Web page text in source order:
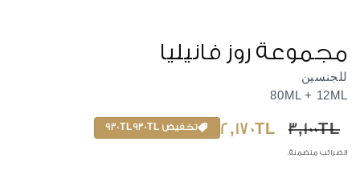
مجموعة روز فانيليا
للجنسين
80ML + 12ML
السعر
العادي
3,100TL
سعر
2,170TL تخفيض 930TL
الضرائب متضمنة.